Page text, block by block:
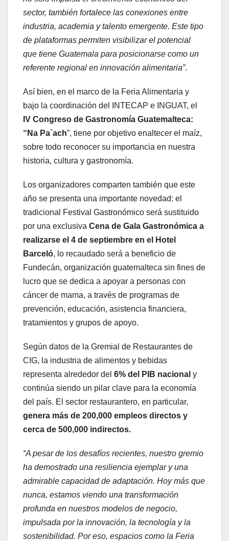
sector, también fortalece las conexiones entre
industria, academia y talento emergente. Este tipo
de plataformas permiten visibilizar el potencial
que tiene Guatemala para posicionarse como un
referente regional en innovación alimentaria”.
Así bien, en el marco de la Feria Alimentaria y
bajo la coordinación del INTECAP e INGUAT, el
IV Congreso de Gastronomía Guatemalteca:
“Na Pa`ach”, tiene por objetivo enaltecer el maíz,
sobre todo reconocer su importancia en nuestra
historia, cultura y gastronomía.
Los organizadores comparten también que este
año se presenta una importante novedad: el
tradicional Festival Gastronómico será sustituido
por una exclusiva Cena de Gala Gastronómica a
realizarse el 4 de septiembre en el Hotel
Barceló, lo recaudado será a beneficio de
Fundecán, organización guatemalteca sin fines de
lucro que se dedica a apoyar a personas con
cáncer de mama, a través de programas de
prevención, educación, asistencia financiera,
tratamientos y grupos de apoyo.
Según datos de la Gremial de Restaurantes de
CIG, la industria de alimentos y bebidas
representa alrededor del 6% del PIB nacional y
continúa siendo un pilar clave para la economía
del país. El sector restaurantero, en particular,
genera más de 200,000 empleos directos y
cerca de 500,000 indirectos.
“A pesar de los desafíos recientes, nuestro gremio
ha demostrado una resiliencia ejemplar y una
admirable capacidad de adaptación. Hoy más que
nunca, estamos viendo una transformación
profunda en nuestros modelos de negocio,
impulsada por la innovación, la tecnología y la
sostenibilidad. Por eso, espacios como la Feria